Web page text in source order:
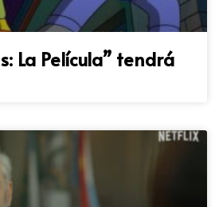
La Película” tendrá